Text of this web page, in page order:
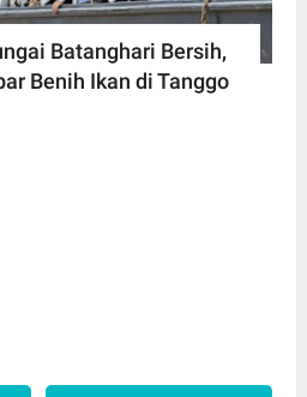
Batanghari Bersih,
Benih Ikan di Tanggo